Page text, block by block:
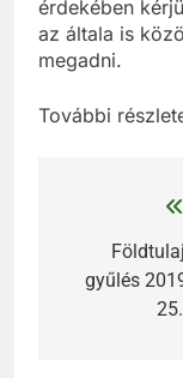
érdekében
az általa is
megadni.
További
navigáció
gyűlés